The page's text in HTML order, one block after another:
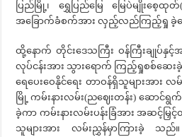
ပြည်မြို့၊ ရွှေပြည်မြေ မြေပဲမျိုးစေ့
အခြောက်ခံစက်အား လှည့်လည်ကြည့်ရှု ခဲ့က
ထို့နောက် တိုင်းဒေသကြီး ဝန်ကြီးချုပ်နှင့်
လုပ်ငန်းအား သွားရောက် ကြည့်ရှုစစ်ဆေးခဲ့
ရေပေးဝေနိုင်ရေး တာဝန်ရှိသူများအား လ
မြို့ ကမ်းနားလမ်း(ညဈေးတန်း) ဆောင်ရွ
ခဲ့ကာ ကမ်းနားလမ်းပန်းခြံအား အဆင့်မ
သူများအား လမ်းညွှန်မှာကြားခဲ့ သည်